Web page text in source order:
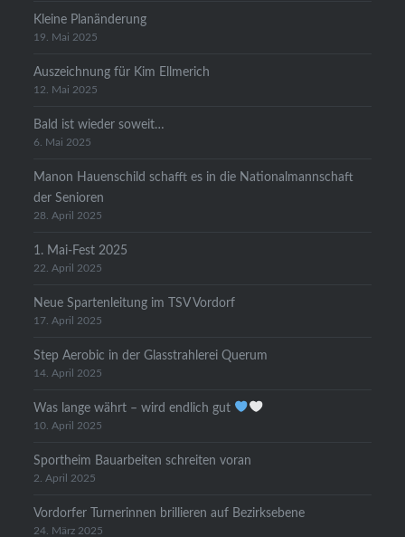
Kleine Planänderung
19. Mai 2025
Auszeichnung für Kim Ellmerich
12. Mai 2025
Bald ist wieder soweit…
6. Mai 2025
Manon Hauenschild schafft es in die Nationalmannschaft
der Senioren
28. April 2025
1. Mai-Fest 2025
22. April 2025
Neue Spartenleitung im TSV Vordorf
17. April 2025
Step Aerobic in der Glasstrahlerei Querum
14. April 2025
Was lange währt – wird endlich gut
10. April 2025
Sportheim Bauarbeiten schreiten voran
2. April 2025
Vordorfer Turnerinnen brillieren auf Bezirksebene
24. März 2025